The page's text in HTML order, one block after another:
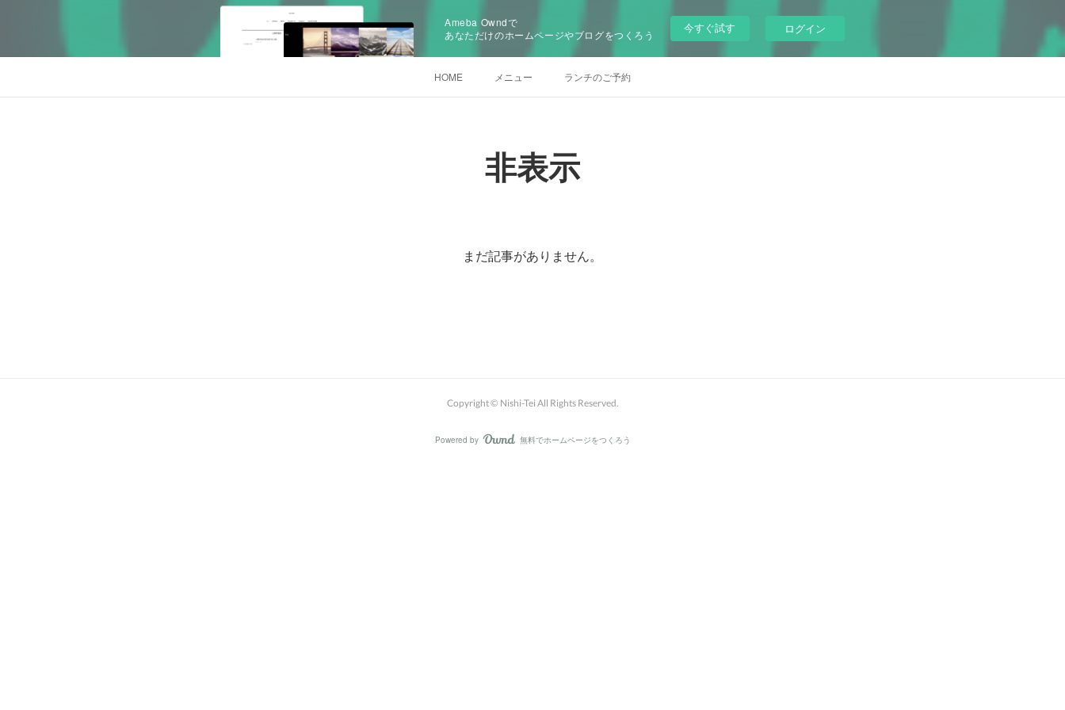
Ameba Owndで
あなただけのホームページやブログをつくろう
今すぐ試す ログイン
HOME メニュー ランチのご予約
非表示
まだ記事がありません。
Copyright © Nishi-Tei All Rights Reserved.
Powered by AmebaOwnd
無料でホームページをつくろう